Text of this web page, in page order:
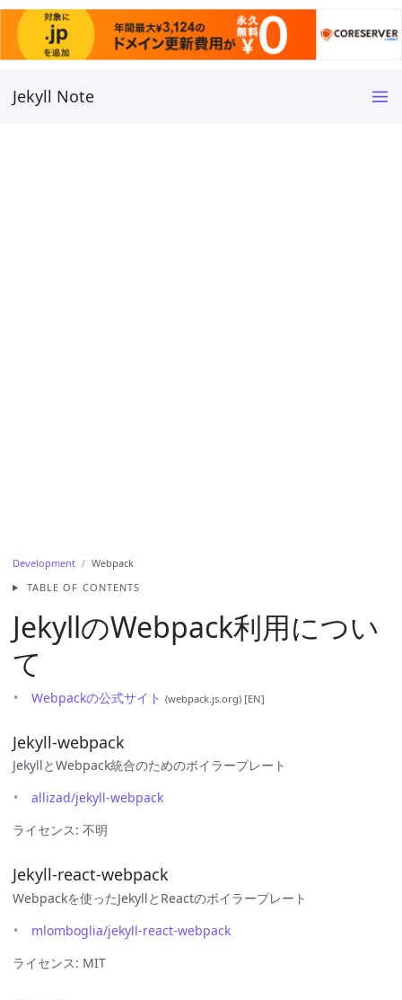
Jekyll Note
Development
Webpack
TABLE OF CONTENTS
JekyllのWebpack利用につい
て
Webpackの公式サイト (webpack.js.org) [EN]
Jekyll-webpack
JekyllとWebpack統合のためのボイラープレート
allizad/jekyll-webpack
ライセンス: 不明
Jekyll-react-webpack
Webpackを使ったJekyllとReactのボイラープレート
mlomboglia/jekyll-react-webpack
ライセンス: MIT